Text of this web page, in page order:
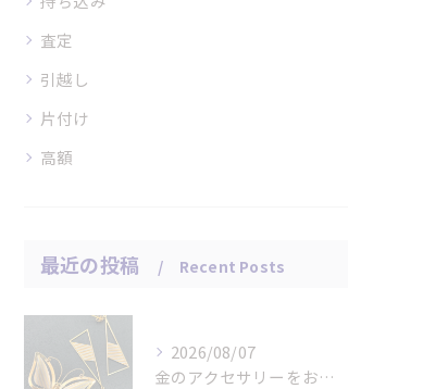
査定
引越し
片付け
高額
最近の投稿 Recent Posts
2026/08/07
金のアクセサリーをお買取りさせていただきました。